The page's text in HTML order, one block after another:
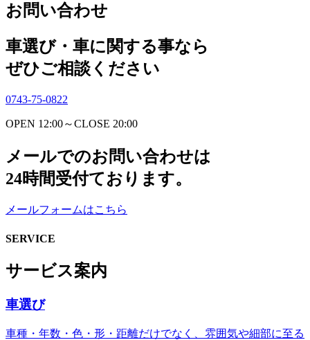
お問い合わせ
車選び・車に関する事なら
ぜひご相談ください
0743-75-0822
OPEN 12:00～CLOSE 20:00
メールでのお問い合わせは
24時間受付ております。
メールフォームはこちら
SERVICE
サービス案内
車選び
車種・年数・色・形・距離だけでなく、雰囲気や細部に至る